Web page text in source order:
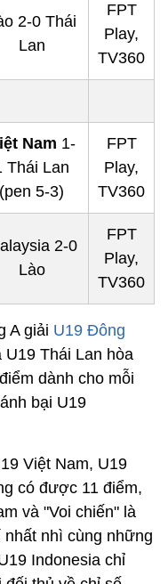
2-0 Thái
Lan
FPT
Play,
TV360
Nam 1-
Thái Lan
(pen 5-3)
FPT
Play,
TV360
2-0
Lào
FPT
Play,
TV360
A giải U19 Đông
U19 Thái Lan hòa
dành cho mỗi
bại U19
Việt Nam, U19
có được 11 điểm,
và "Voi chiến" là
nhì cùng những
Indonesia chỉ